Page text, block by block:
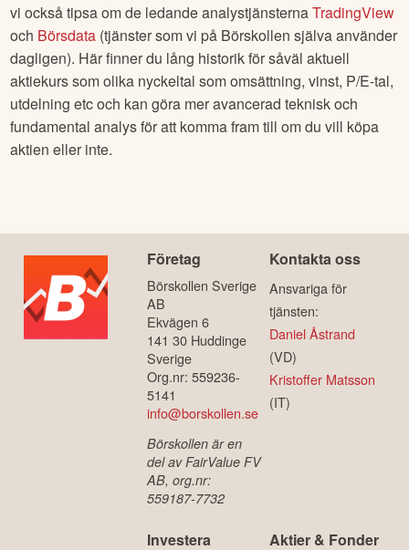
vi också tipsa om de ledande analystjänsternaTradingView
och Börsdata (tjänster som vi på Börskollen själva använder
dagligen). Här finner du lång historik för såväl aktuell
aktiekurs som olika nyckeltal som omsättning, vinst, P/E-tal,
utdelning etc och kan göra mer avancerad teknisk och
fundamental analys för att komma fram till om du vill köpa
aktien eller inte.
Företag
Börskollen Sverige
AB
Ekvägen 6
141 30 Huddinge
Sverige
Org.nr: 559236-
5141
info@borskollen.se
Börskollen är en
del av FairValue FV
AB, org.nr:
559187-7732
Kontakta oss
Ansvariga för
tjänsten:
Daniel Åstrand
(VD)
Kristoffer Matsson
(IT)
Investera Aktier & Fonder